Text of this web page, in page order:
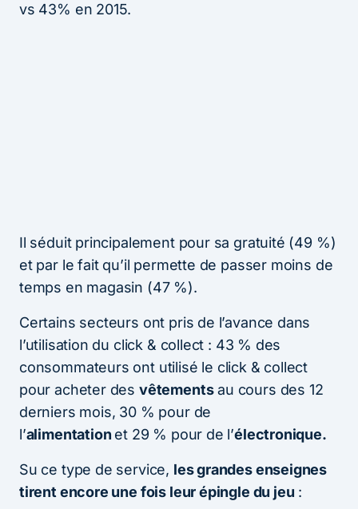
vs 43% en 2015.
Il séduit principalement pour sa gratuité (49 %)
et par le fait qu’il permette de passer moins de
temps en magasin (47 %).
Certains secteurs ont pris de l’avance dans
l’utilisation du click & collect : 43 % des
consommateurs ont utilisé le click & collect
pour acheter des vêtementsau cours des 12
derniers mois, 30 % pour de
l’alimentation et 29 % pour de l’électronique.
Su ce type de service, les grandes enseignes
tirent encore une fois leur épingle du jeu :